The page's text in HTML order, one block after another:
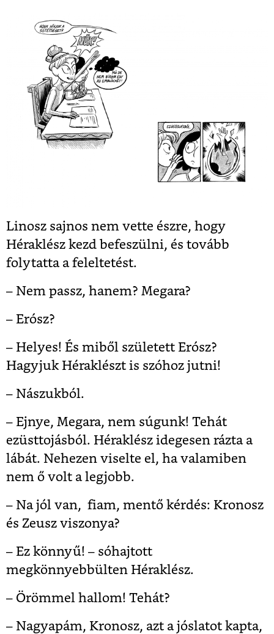
Linosz sajnos nem vette észre, hogy
Héraklész kezd befeszülni, és tovább
folytatta a feleltetést.
– Nem passz, hanem? Megara?
– Erósz?
– Helyes! És miből született Erósz?
Hagyjuk Héraklészt is szóhoz jutni!
– Nászukból.
– Ejnye, Megara, nem súgunk! Tehát
ezüsttojásból. Héraklész idegesen rázta a
lábát. Nehezen viselte el, ha valamiben
nem ő volt a legjobb.
– Na jól van, fiam, mentő kérdés: Kronosz
és Zeusz viszonya?
– Ez könnyű! – sóhajtott
megkönnyebbülten Héraklész.
– Örömmel hallom! Tehát?
– Nagyapám, Kronosz, azt a jóslatot kapta,